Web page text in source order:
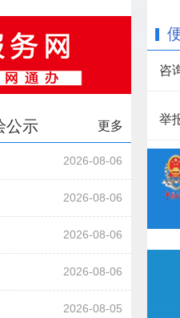
更多
公示
2026-08-06
2026-08-06
2026-08-06
2026-08-06
2026-08-05
咨
举